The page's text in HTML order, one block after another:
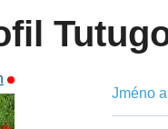
Jméno